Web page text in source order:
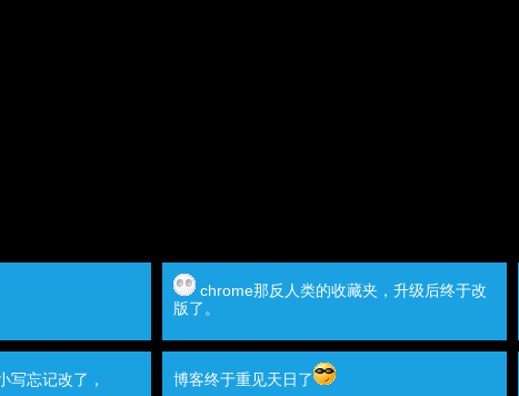
chrome那反人类的收藏夹，升级后终于改
版了。
写忘记改了，
博客终于重见天日了